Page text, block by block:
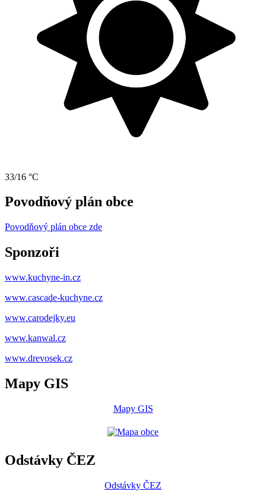
33/16 °C
Povodňový plán obce
Povodňový plán obce zde
Sponzoři
www.kuchyne-in.cz
www.cascade-kuchyne.cz
www.carodejky.eu
www.kanwal.cz
www.drevosek.cz
Mapy GIS
Mapy GIS
Odstávky ČEZ
Odstávky ČEZ